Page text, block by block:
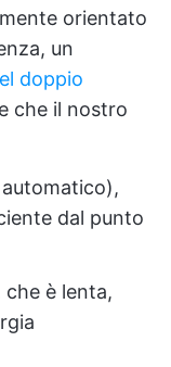
orientato
un
doppio
che il nostro
dal punto
che è lenta,